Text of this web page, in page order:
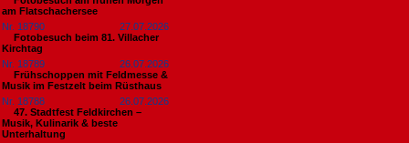
am Flatschachersee
Nr. 18790
27.07.2026
Fotobesuch beim 81. Villacher
Kirchtag
Nr. 18789
26.07.2026
Frühschoppen mit Feldmesse &
Musik im Festzelt beim Rüsthaus
Nr. 18788
26.07.2026
47. Stadtfest Feldkirchen –
Musik, Kulinarik & beste
Unterhaltung